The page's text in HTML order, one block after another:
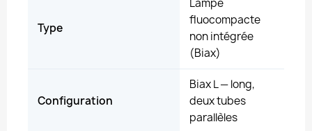
Type
Lampe
fluocompacte
non intégrée
(Biax)
Configuration
Biax L — long,
deux tubes
parallèles